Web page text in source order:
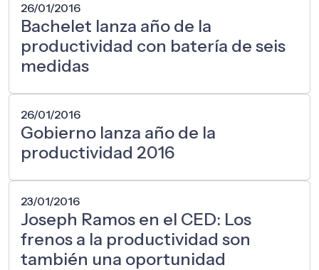
26/01/2016
Bachelet lanza año de la
productividad con batería de seis
medidas
26/01/2016
Gobierno lanza año de la
productividad 2016
23/01/2016
Joseph Ramos en el CED: Los
frenos a la productividad son
también una oportunidad